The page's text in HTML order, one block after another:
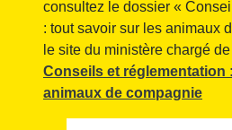
consultez le dossier «
: tout savoir sur les animaux
le site du ministère chargé
Conseils et réglementation
animaux de compagnie